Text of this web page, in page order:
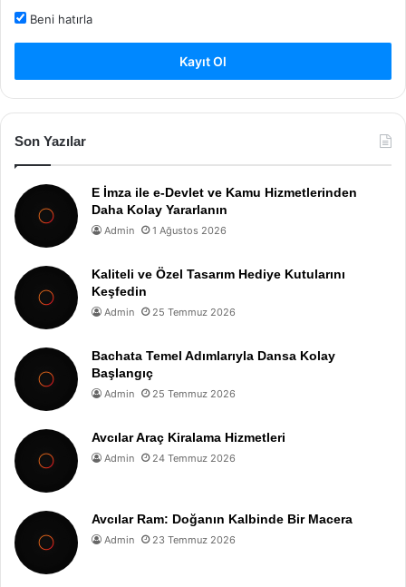
Beni hatırla
Kayıt Ol
Son Yazılar
E İmza ile e-Devlet ve Kamu Hizmetlerinden
Daha Kolay Yararlanın
Admin 1 Ağustos 2026
Kaliteli ve Özel Tasarım Hediye Kutularını
Keşfedin
Admin 25 Temmuz 2026
Bachata Temel Adımlarıyla Dansa Kolay
Başlangıç
Admin 25 Temmuz 2026
Avcılar Araç Kiralama Hizmetleri
Admin 24 Temmuz 2026
Avcılar Ram: Doğanın Kalbinde Bir Macera
Admin 23 Temmuz 2026